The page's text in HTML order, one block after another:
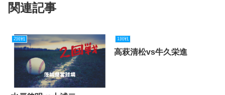
関連記事
2回戦 1回戦
高萩清松vs牛久栄進